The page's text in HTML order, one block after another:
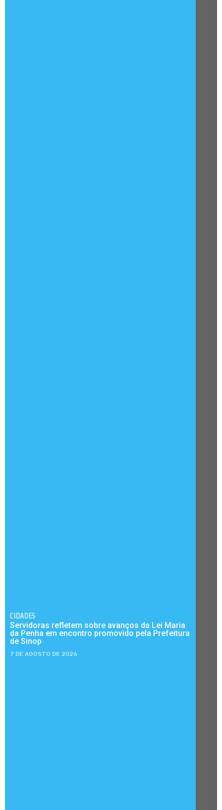
CIDADES
Servidoras refletem sobre avanços da Lei Maria
da Penha em encontro promovido pela Prefeitura
de Sinop
7 DE AGOSTO DE 2026